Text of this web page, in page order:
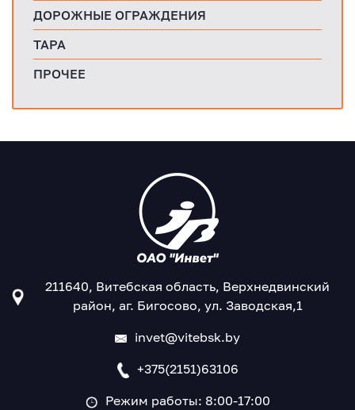
ДОРОЖНЫЕ ОГРАЖДЕНИЯ
ТАРА
ПРОЧЕЕ
211640, Витебская область, Верхнедвинский
район, аг. Бигосово, ул. Заводская,1
invet@vitebsk.by
+375(2151)63106
Режим работы: 8:00-17:00